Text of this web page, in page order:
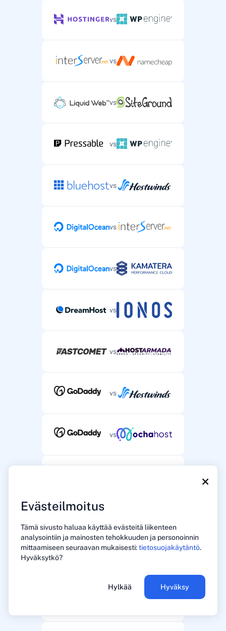
×
Evästeilmoitus
Tämä sivusto haluaa käyttää evästeitä liikenteen
analysointiin ja mainosten tehokkuuden ja personoinnin
mittaamiseen seuraavan mukaisesti:tietosuojakäytäntö.
Hyväksytkö?
Hylkää Hyväksy
vs
vs
vs
vs
vs
vs
vs
vs
vs
vs
vs